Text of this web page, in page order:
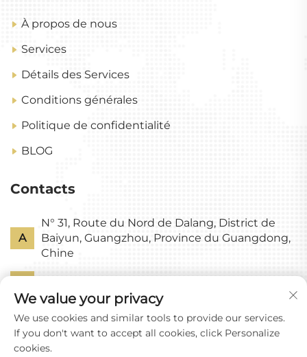
À propos de nous
Services
Détails des Services
Conditions générales
Politique de confidentialité
BLOG
Contacts
A
N° 31, Route du Nord de Dalang, District de
Baiyun, Guangzhou, Province du Guangdong,
Chine
E [email protected]
We value your privacy
We use cookies and similar tools to provide our services.
If you don't want to accept all cookies, click Personalize
cookies.